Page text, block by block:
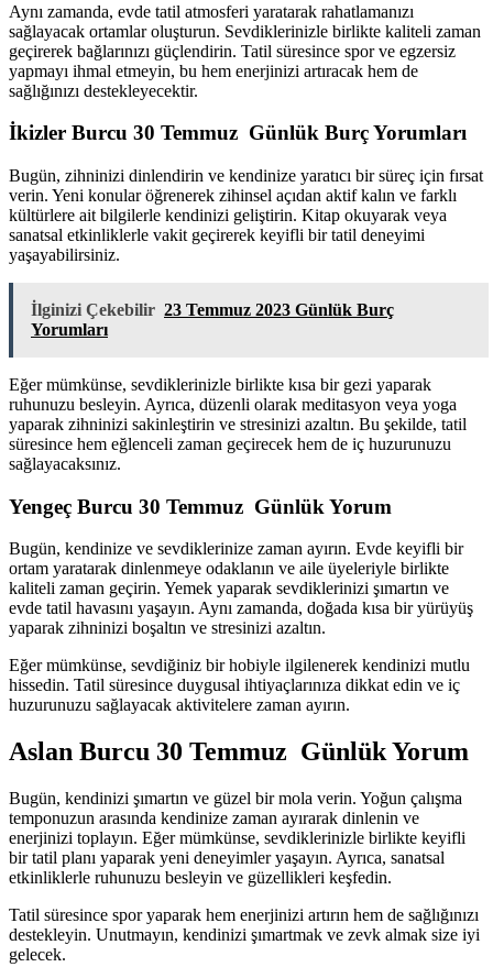
Aynı zamanda, evde tatil atmosferi yaratarak rahatlamanızı
sağlayacak ortamlar oluşturun. Sevdiklerinizle birlikte kaliteli zaman
geçirerek bağlarınızı güçlendirin. Tatil süresince spor ve egzersiz
yapmayı ihmal etmeyin, bu hem enerjinizi artıracak hem de
sağlığınızı destekleyecektir.
İkizler Burcu 30 Temmuz Günlük Burç Yorumları
Bugün, zihninizi dinlendirin ve kendinize yaratıcı bir süreç için fırsat
verin. Yeni konular öğrenerek zihinsel açıdan aktif kalın ve farklı
kültürlere ait bilgilerle kendinizi geliştirin. Kitap okuyarak veya
sanatsal etkinliklerle vakit geçirerek keyifli bir tatil deneyimi
yaşayabilirsiniz.
İlginizi Çekebilir 23 Temmuz 2023 Günlük Burç
Yorumları
Eğer mümkünse, sevdiklerinizle birlikte kısa bir gezi yaparak
ruhunuzu besleyin. Ayrıca, düzenli olarak meditasyon veya yoga
yaparak zihninizi sakinleştirin ve stresinizi azaltın. Bu şekilde, tatil
süresince hem eğlenceli zaman geçirecek hem de iç huzurunuzu
sağlayacaksınız.
Yengeç Burcu 30 Temmuz Günlük Yorum
Bugün, kendinize ve sevdiklerinize zaman ayırın. Evde keyifli bir
ortam yaratarak dinlenmeye odaklanın ve aile üyeleriyle birlikte
kaliteli zaman geçirin. Yemek yaparak sevdiklerinizi şımartın ve
evde tatil havasını yaşayın. Aynı zamanda, doğada kısa bir yürüyüş
yaparak zihninizi boşaltın ve stresinizi azaltın.
Eğer mümkünse, sevdiğiniz bir hobiyle ilgilenerek kendinizi mutlu
hissedin. Tatil süresince duygusal ihtiyaçlarınıza dikkat edin ve iç
huzurunuzu sağlayacak aktivitelere zaman ayırın.
Aslan Burcu 30 Temmuz Günlük Yorum
Bugün, kendinizi şımartın ve güzel bir mola verin. Yoğun çalışma
temponuzun arasında kendinize zaman ayırarak dinlenin ve
enerjinizi toplayın. Eğer mümkünse, sevdiklerinizle birlikte keyifli
bir tatil planı yaparak yeni deneyimler yaşayın. Ayrıca, sanatsal
etkinliklerle ruhunuzu besleyin ve güzellikleri keşfedin.
Tatil süresince spor yaparak hem enerjinizi artırın hem de sağlığınızı
destekleyin. Unutmayın, kendinizi şımartmak ve zevk almak size iyi
gelecek.